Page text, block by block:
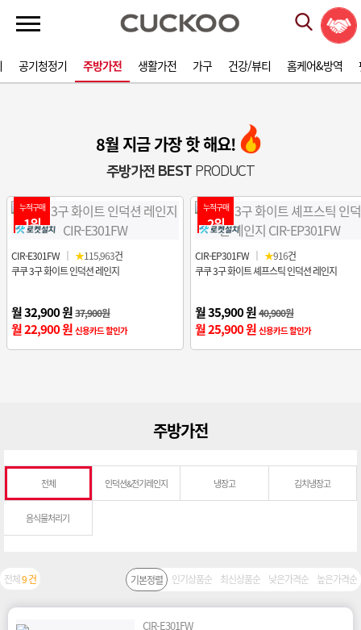
공기청정기 주방가전 생활가전 가구 건강/뷰티 홈케어&방역
8월 지금 가장 핫 해요!
주방가전 BEST PRODUCT
누적구매
1위
CIR-E301FW ｜ ★115,963건
쿠쿠 3구 화이트 인덕션 레인지
월 32,900 원 37,900원
월 22,900 원신용카드 할인가
누적구매
2위
CIR-EP301FW ｜ ★916건
쿠쿠 3구 화이트 셰프스틱 인덕션 레인지
월 35,900 원 40,900원
월 25,900 원신용카드 할인가
주방가전
전체 인덕션&전기레인지 냉장고 김치냉장고
음식물처리기
전체9 건 기본정렬 인기상품순 최신상품순 낮은가격순 높은가격순
CIR-E301FW